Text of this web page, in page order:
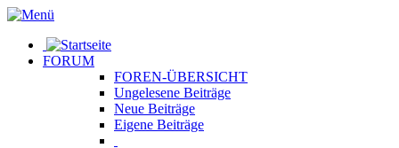
FORUM
FOREN-ÜBERSICHT
Ungelesene Beiträge
Neue Beiträge
Eigene Beiträge